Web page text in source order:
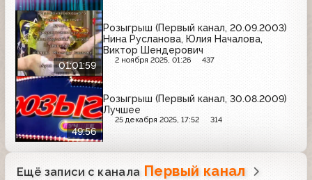
01:01:59
Розыгрыш (Первый канал, 20.09.2003)
Нина Русланова, Юлия Началова,
Виктор Шендерович
2 ноября 2025, 01:26 437
49:56
Розыгрыш (Первый канал, 30.08.2009)
Лучшее
25 декабря 2025, 17:52 314
Ещё записи с канала Первый канал